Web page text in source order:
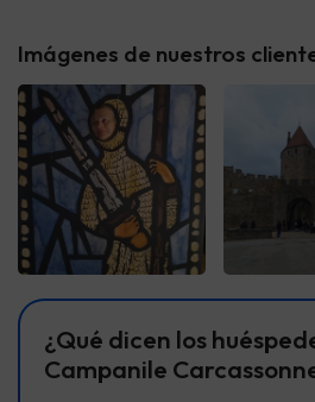
Imágenes de nuestros
¿Qué dicen los
Campanile